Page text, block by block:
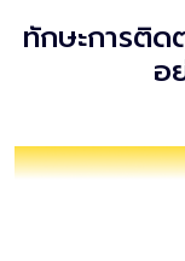
ทักษะการติด
อ